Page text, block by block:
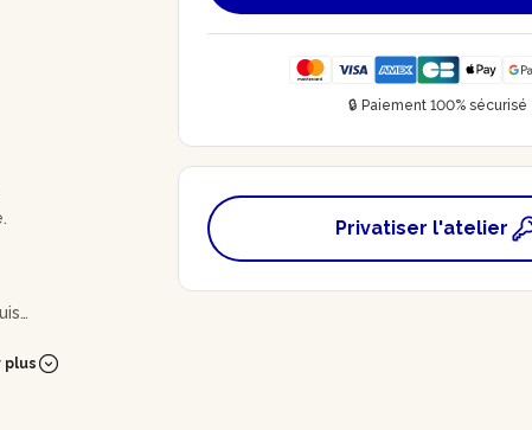
plus
🔒 Paiement 100% sécurisé
Privatiser l'atelier